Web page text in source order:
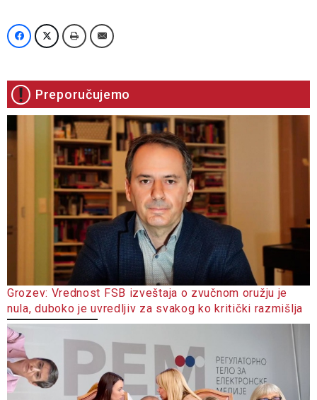
Preporučujemo
Grozev: Vrednost FSB izveštaja o zvučnom oružju je
nula, duboko je uvredljiv za svakog ko kritički razmišlja